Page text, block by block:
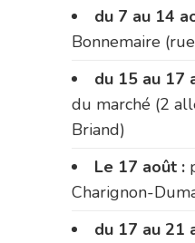
du 7 au 14
Bonnemaire
du 15 au 17
du marché (2
Briand)
Le 17 août :
Charignon-
du 17 au 21